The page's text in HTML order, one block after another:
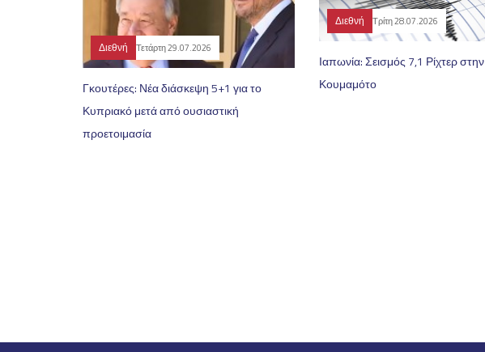
Διεθνή Τετάρτη 29.07.2026
Γκουτέρες: Νέα διάσκεψη 5+1 για το
Κυπριακό μετά από ουσιαστική
προετοιμασία
Διεθνή Τρίτη 28.07.2026
Ιαπωνία: Σεισμός 7,1 Ρίχτερ στην
Κουμαμότο